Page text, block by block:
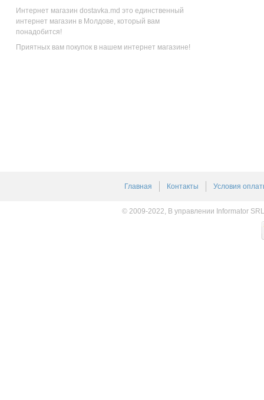
Интернет магазин dostavka.md это единственный
интернет магазин в Молдове, который вам
понадобится!
Приятных вам покупок в нашем интернет магазине!
Главная Контакты Условия
© 2009-2022, В управлении Informator SRL